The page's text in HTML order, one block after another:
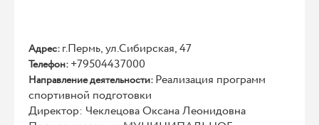
Адрес: г.Пермь, ул.Сибирская, 47
Телефон: +79504437000
Направление деятельности: Реализация программ
спортивной подготовки
Директор: Чеклецова Оксана Леонидовна